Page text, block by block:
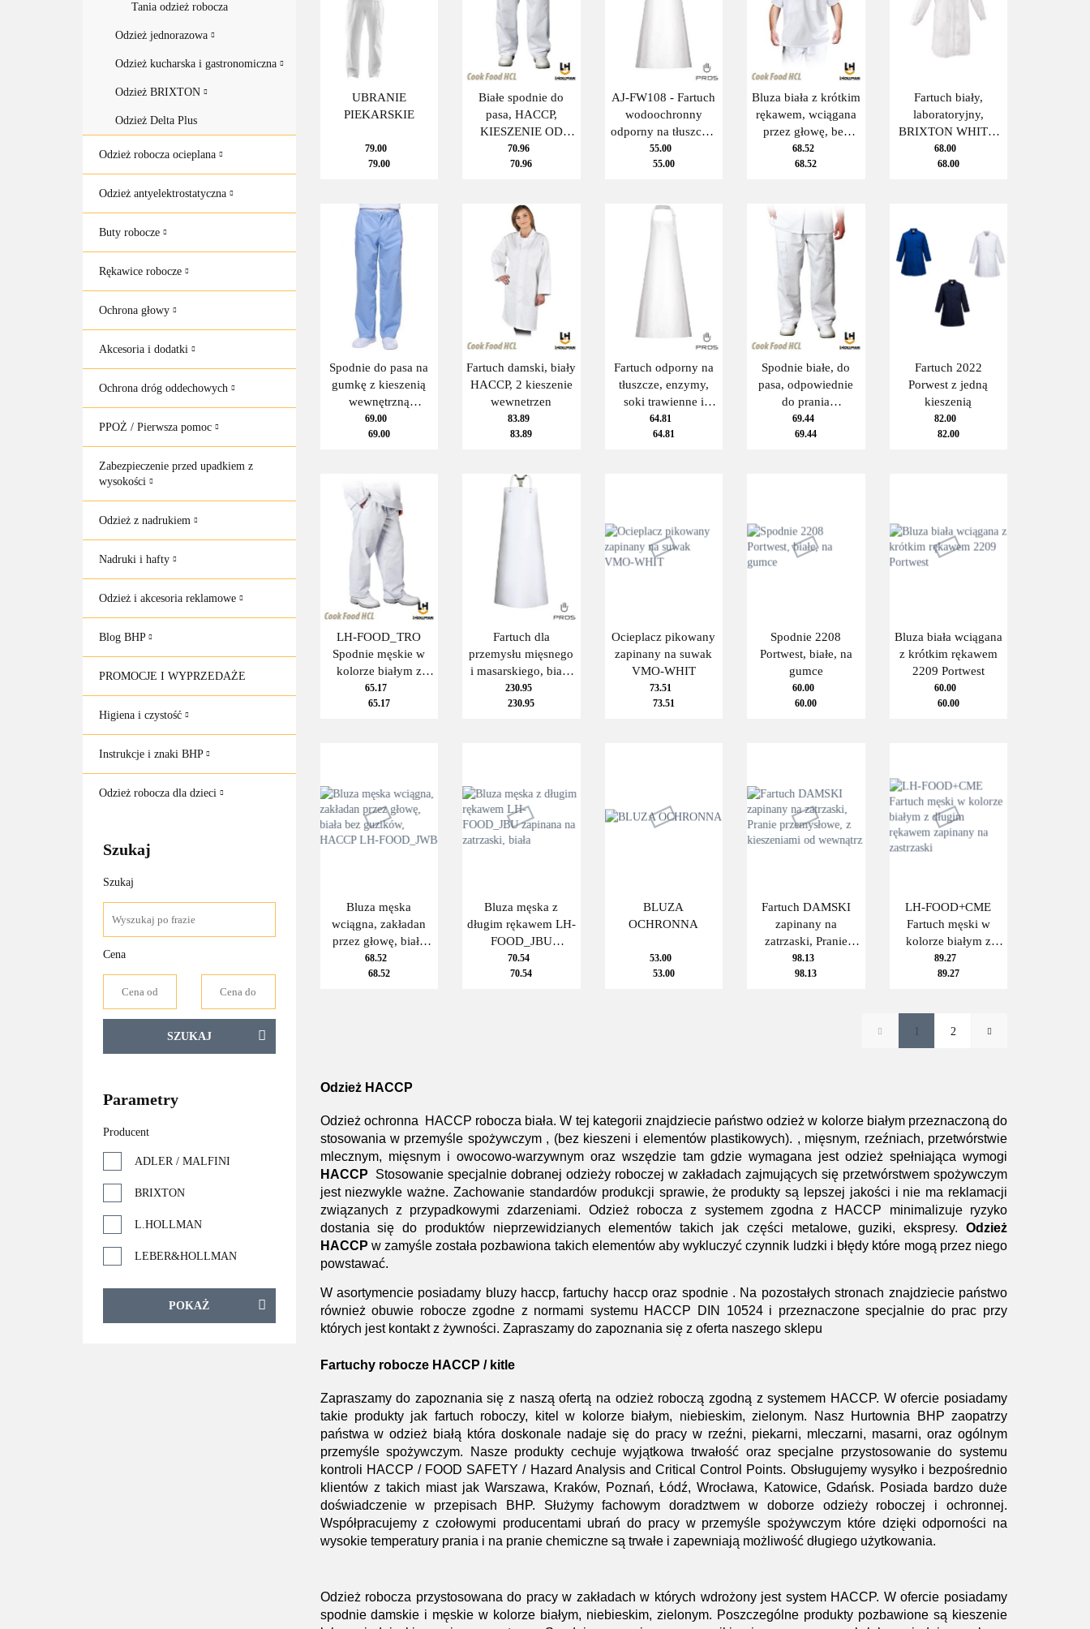
Tania odzież robocza
Odzież jednorazowa
Odzież kucharska i gastronomiczna
Odzież BRIXTON
Odzież Delta Plus
Odzież robocza ocieplana
Odzież antyelektrostatyczna
Buty robocze
Rękawice robocze
Ochrona głowy
Akcesoria i dodatki
Ochrona dróg oddechowych
PPOŻ / Pierwsza pomoc
Zabezpieczenie przed upadkiem z
wysokości
Odzież z nadrukiem
Nadruki i hafty
Odzież i akcesoria reklamowe
Blog BHP
PROMOCJE I WYPRZEDAŻE
Higiena i czystość
Instrukcje i znaki BHP
Odzież robocza dla dzieci
Szukaj
Szukaj
Cena
SZUKAJ
Parametry
Producent
ADLER / MALFINI
BRIXTON
L.HOLLMAN
LEBER&HOLLMAN
PORTWEST
POKAŻ
UBRANIE
PIEKARSKIE
79.00
79.00
Białe spodnie do
pasa, HACCP,
KIESZENIE OD
WEWNĄTRZ LH-
FOOD+TRO, an
70.96
70.96
AJ-FW108 - Fartuch
wodoochronny
odporny na tłuszcze,
enzymy, soki
trawienne i środki
55.00
55.00
Bluza biała z krótkim
rękawem, wciągana
przez głowę, bez
guzików
68.52
68.52
Fartuch biały,
laboratoryjny,
BRIXTON WHITE,
męski
68.00
68.00
Spodnie do pasa na
gumkę z kieszenią
wewnętrzną
MILOFOOD
niebieskie
69.00
69.00
Fartuch damski, biały
HACCP, 2 kieszenie
wewnetrzen
83.89
83.89
Fartuch odporny na
tłuszcze, enzymy,
soki trawienne i
środki dezynfekujące
64.81
64.81
Spodnie białe, do
pasa, odpowiednie
do prania
przemysłowego,
zapinane na guziki
69.44
69.44
Fartuch 2022
Porwest z jedną
kieszenią
82.00
82.00
LH-FOOD_TRO
Spodnie męskie w
kolorze białym z
gumką w pasie -
65.17
65.17
Fartuch dla
przemysłu mięsnego
i masarskiego, biały
PROS 099
230.95
230.95
Ocieplacz pikowany
zapinany na suwak
VMO-WHIT
73.51
73.51
Spodnie 2208
Portwest, białe, na
gumce
60.00
60.00
Bluza biała wciągana
z krótkim rękawem
2209 Portwest
60.00
60.00
Bluza męska
wciągna, zakładan
przez głowę, biała
bez guzików,
HACCP LH-
68.52
68.52
Bluza męska z
długim rękawem LH-
FOOD_JBU
zapinana na
zatrzaski, biała
70.54
70.54
BLUZA
OCHRONNA
53.00
53.00
Fartuch DAMSKI
zapinany na
zatrzaski, Pranie
przemysłowe, z
kieszeniami od
98.13
98.13
LH-FOOD+CME
Fartuch męski w
kolorze białym z
długim rękawem
zapinany na
89.27
89.27
2
Odzież HACCP
Odzież ochronna HACCP robocza biała. W tej kategorii znajdziecie państwo odzież w kolorze białym przeznaczoną do
stosowania w przemyśle spożywczym , (bez kieszeni i elementów plastikowych). , mięsnym, rzeźniach, przetwórstwie
mlecznym, mięsnym i owocowo-warzywnym oraz wszędzie tam gdzie wymagana jest odzież spełniająca wymogi
HACCP Stosowanie specjalnie dobranej odzieży roboczej w zakładach zajmujących się przetwórstwem spożywczym
jest niezwykle ważne. Zachowanie standardów produkcji sprawie, że produkty są lepszej jakości i nie ma reklamacji
związanych z przypadkowymi zdarzeniami. Odzież robocza z systemem zgodna z HACCP minimalizuje ryzyko
dostania się do produktów nieprzewidzianych elementów takich jak części metalowe, guziki, ekspresy. Odzież
HACCP w zamyśle została pozbawiona takich elementów aby wykluczyć czynnik ludzki i błędy które mogą przez niego
powstawać.
W asortymencie posiadamy bluzy haccp, fartuchy haccp oraz spodnie . Na pozostałych stronach znajdziecie państwo
również obuwie robocze zgodne z normami systemu HACCP DIN 10524 i przeznaczone specjalnie do prac przy
których jest kontakt z żywności. Zapraszamy do zapoznania się z oferta naszego sklepu
Fartuchy robocze HACCP / kitle
Zapraszamy do zapoznania się z naszą ofertą na odzież roboczą zgodną z systemem HACCP. W ofercie posiadamy
takie produkty jak fartuch roboczy, kitel w kolorze białym, niebieskim, zielonym. Nasz Hurtownia BHP zaopatrzy
państwa w odzież białą która doskonale nadaje się do pracy w rzeźni, piekarni, mleczarni, masarni, oraz ogólnym
przemyśle spożywczym. Nasze produkty cechuje wyjątkowa trwałość oraz specjalne przystosowanie do systemu
kontroli HACCP / FOOD SAFETY / Hazard Analysis and Critical Control Points. Obsługujemy wysyłko i bezpośrednio
klientów z takich miast jak Warszawa, Kraków, Poznań, Łódź, Wrocława, Katowice, Gdańsk. Posiada bardzo duże
doświadczenie w przepisach BHP. Służymy fachowym doradztwem w doborze odzieży roboczej i ochronnej.
Współpracujemy z czołowymi producentami ubrań do pracy w przemyśle spożywczym które dzięki odporności na
wysokie temperatury prania i na pranie chemiczne są trwałe i zapewniają możliwość długiego użytkowania.
Odzież robocza przystosowana do pracy w zakładach w których wdrożony jest system HACCP. W ofercie posiadamy
spodnie damskie i męskie w kolorze białym, niebieskim, zielonym. Poszczególne produkty pozbawione są kieszenie